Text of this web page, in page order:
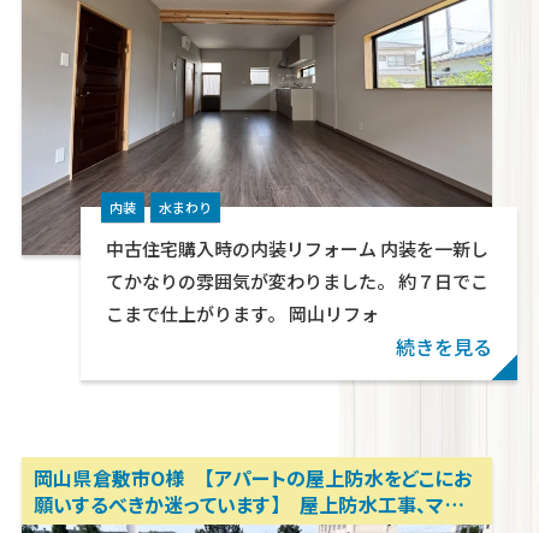
内装 水まわり
中古住宅購入時の内装リフォーム 内装を一新し
てかなりの雰囲気が変わりました。 約７日でこ
こまで仕上がります。 岡山リフォ
続きを見る
岡山県倉敷市O様 【アパートの屋上防水をどこにお
願いするべきか迷っています】 屋上防水工事、マン